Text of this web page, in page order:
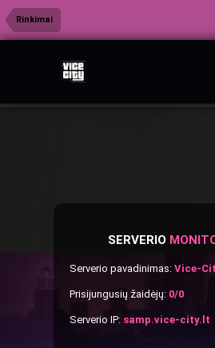
Rinkimai
SERVERIO
Serverio pavadinimas:Vice-
Prisijungusių žaidėjų: 0/0
Serverio IP: samp.vice-city.lt